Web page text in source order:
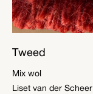
Tweed
Mix wol
Liset van der Scheer